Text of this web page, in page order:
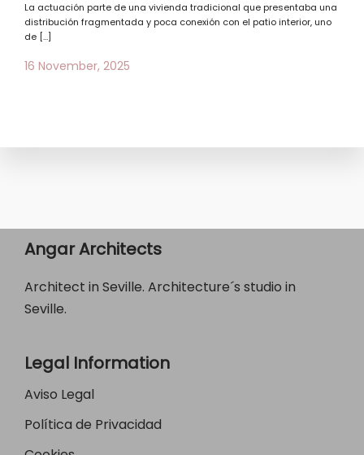
La actuación parte de una vivienda tradicional que presentaba una
distribución fragmentada y poca conexión con el patio interior, uno
de […]
16 November, 2025
Angar Architects
Architect in Seville. Architecture´s studio in
Seville.
Legal Information
Aviso Legal
Política de Privacidad